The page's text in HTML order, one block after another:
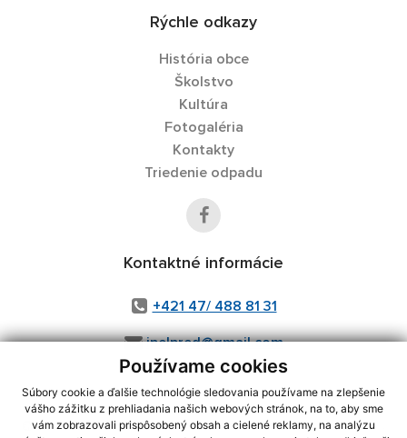
Používame cookies
Súbory cookie a ďalšie technológie sledovania používame na zlepšenie
vášho zážitku z prehliadania našich webových stránok, na to, aby sme
vám zobrazovali prispôsobený obsah a cielené reklamy, na analýzu
Rýchle odkazy
História obce
Školstvo
Kultúra
Fotogaléria
Kontakty
Triedenie odpadu
Kontaktné informácie
+421 47/ 488 81 31
ipelpred@gmail.com
využite možnosť získavania aktuálnych informácií s využitím RSS